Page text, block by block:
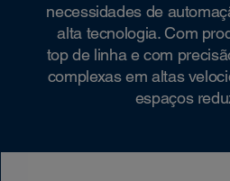
necessidades de
alta tecnologia. Com
top de linha e com
complexas em altas
espaços